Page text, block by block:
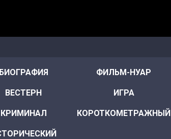
БИОГРАФИЯ
ВЕСТЕРН
КРИМИНАЛ
ФИЛЬМ-НУАР
ИГРА
КОРОТКОМЕТРАЖНЫЙ